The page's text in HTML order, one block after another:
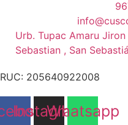
Urb. Tupac Amaru
Sebastian , San
RUC: 205640922008
Instagram
Whatsapp